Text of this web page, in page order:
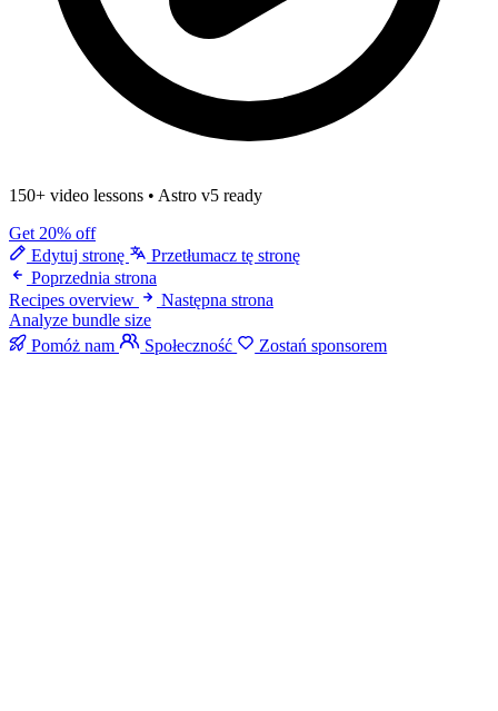
150+ video lessons • Astro v5 ready
Get 20% off
Edytuj stronę
Przetłumacz tę stronę
Poprzednia strona
Recipes overview
Następna strona
Analyze bundle size
Pomóż nam
Społeczność Zostań sponsorem